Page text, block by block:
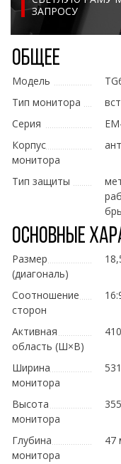
ЗАПРОСУ
Общее
Модель
Тип монитора
Серия
Корпус
монитора
Тип защиты
Основные
Размер
(диагональ)
Соотношение
сторон
Активная
область (Ш×В)
Ширина
монитора
Высота
монитора
Глубина
монитора
47